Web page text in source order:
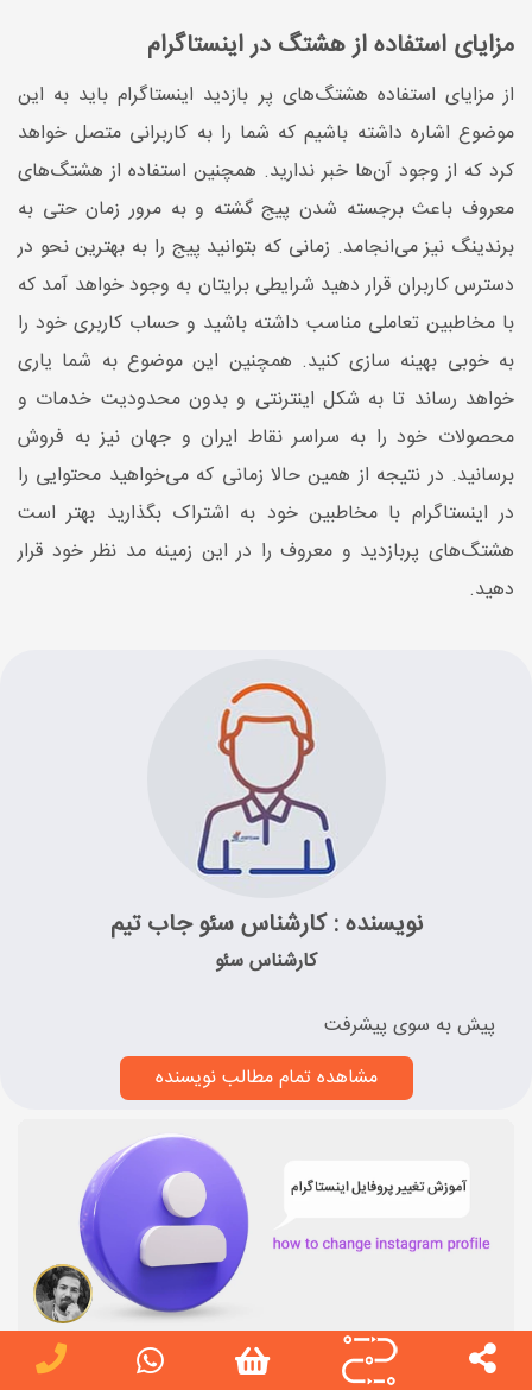
مزایای استفاده از هشتگ‌ در اینستاگرام
از مزایای استفاده هشتگ‌های پر بازدید اینستاگرام باید به این
موضوع اشاره داشته باشیم که شما را به کاربرانی متصل خواهد
کرد که از وجود آن‌ها خبر ندارید. همچنین استفاده از هشتگ‌های
معروف باعث برجسته شدن پیج گشته و به مرور زمان حتی به
برندینگ نیز می‌انجامد. زمانی که بتوانید پیج را به بهترین نحو در
دسترس کاربران قرار دهید شرایطی برایتان به وجود خواهد آمد که
با مخاطبین تعاملی مناسب داشته باشید و حساب کاربری خود را
به خوبی بهینه سازی کنید. همچنین این موضوع به شما یاری
خواهد رساند تا به شکل اینترنتی و بدون محدودیت خدمات و
محصولات خود را به سراسر نقاط ایران و جهان نیز به فروش
برسانید. در نتیجه از همین حالا زمانی که می‌خواهید محتوایی را
در اینستاگرام با مخاطبین خود به اشتراک بگذارید بهتر است
هشتگ‌های پربازدید و معروف را در این زمینه مد نظر خود قرار
دهید.
نویسنده : کارشناس سئو جاب تیم
کارشناس سئو
پیش به سوی پیشرفت
مشاهده تمام مطالب نویسنده
تغییر عکس پروفایل اینستاگرام